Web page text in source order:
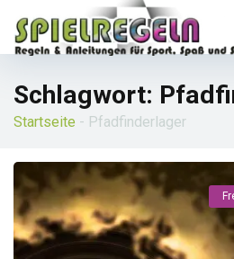
Schlagwort:
Startseite - Pfadfinderlager